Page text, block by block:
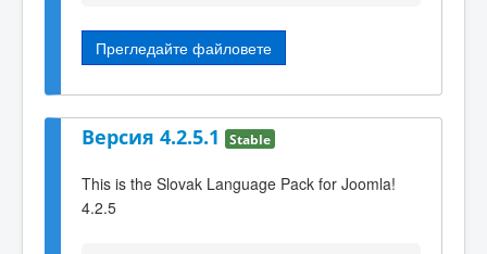
Прегледайте файловете
Версия 4.2.5.1 Stable
This is the Slovak Language Pack for Joomla!
4.2.5